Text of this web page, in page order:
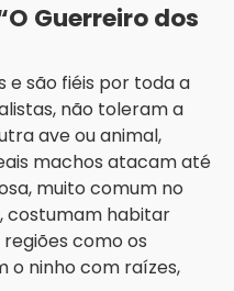
Guerreiro dos
e são fiéis por toda a
não toleram a
ave ou animal,
machos atacam até
muito comum no
costumam habitar
como os
o ninho com raízes,